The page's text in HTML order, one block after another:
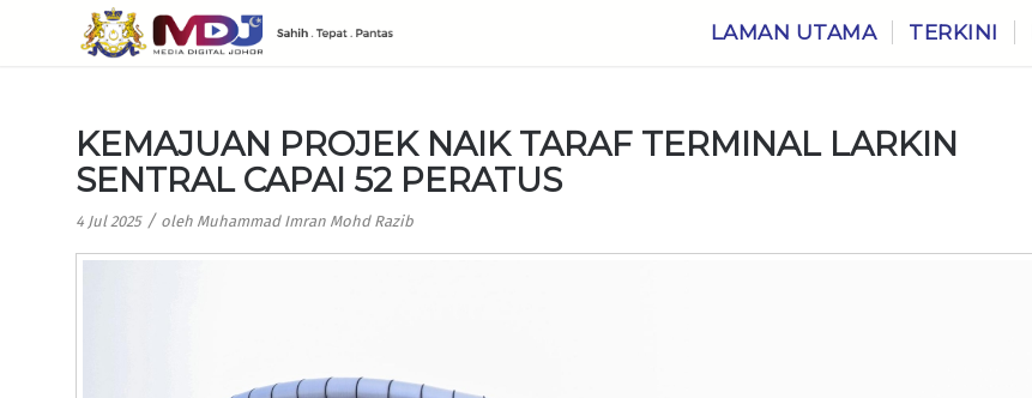
LAMAN UTAMA TERKINI
KEMAJUAN PROJEK NAIK TARAF TERMINAL LARKIN
SENTRAL CAPAI 52 PERATUS
4 Jul 2025 / oleh Muhammad Imran Mohd Razib